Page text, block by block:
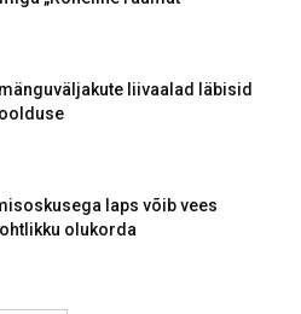
liivaalad läbisid
laps võib vees
olukorda